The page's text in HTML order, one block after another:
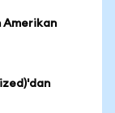
Amerikan